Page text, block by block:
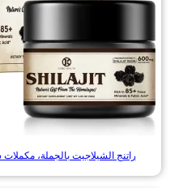
راتنج الشيلاجيت بالجملة، مكملات